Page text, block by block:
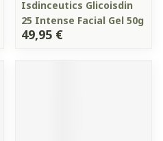
Isdinceutics Glicoisdin
25 Intense Facial Gel 50g
49,95 €